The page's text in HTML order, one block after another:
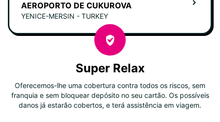
AEROPORTO DE CUKUROVA
YENICE-MERSIN - TURKEY
Super Relax
Oferecemos-lhe uma cobertura contra todos os riscos, sem
franquia e sem bloquear depósito no seu cartão. Os possíveis
danos já estarão cobertos, e terá assistência em viagem.